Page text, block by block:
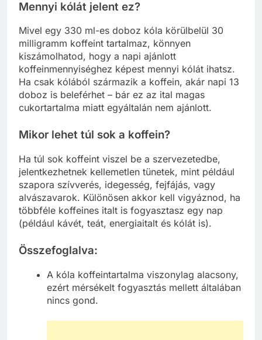
Mennyi kólát jelent ez?
Mivel egy 330 ml-es doboz kóla körülbelül 30
milligramm koffeint tartalmaz, könnyen
kiszámolhatod, hogy a napi ajánlott
koffeinmennyiséghez képest mennyi kólát ihatsz.
Ha csak kólából származik a koffein, akár napi 13
doboz is beleférhet – bár ez az ital magas
cukortartalma miatt egyáltalán nem ajánlott.
Mikor lehet túl sok a koffein?
Ha túl sok koffeint viszel be a szervezetedbe,
jelentkezhetnek kellemetlen tünetek, mint például
szapora szívverés, idegesség, fejfájás, vagy
alvászavarok. Különösen akkor kell vigyáznod, ha
többféle koffeines italt is fogyasztasz egy nap
(például kávét, teát, energiaitalt és kólát is).
Összefoglalva:
A kóla koffeintartalma viszonylag alacsony,
ezért mérsékelt fogyasztás mellett általában
nincs gond.